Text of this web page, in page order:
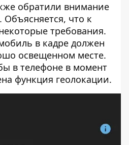
обратили внимание
что к
требования.
в кадре должен
освещенном месте.
в телефоне в момент
функция геолокации.